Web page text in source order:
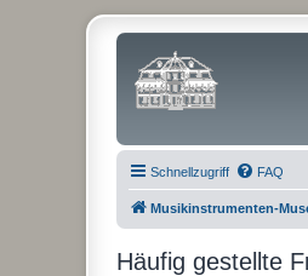
Schnellzugriff FAQ
Musikinstrumenten-
Häufig gestellte